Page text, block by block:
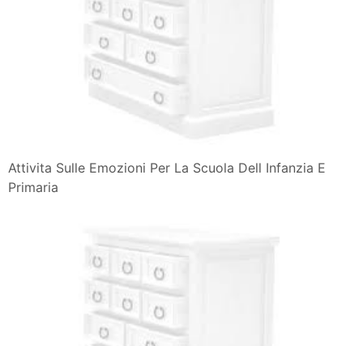
Attivita Sulle Emozioni Per La Scuola Dell Infanzia E
Primaria